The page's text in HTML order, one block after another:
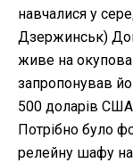
навчалися у
Дзержинськ)
живе на
запропонував
500 доларів
Потрібно було
релейну шафу на